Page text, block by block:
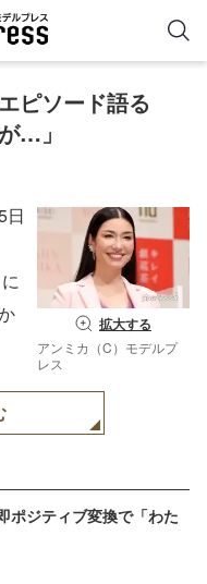
ピソード語る
…」
拡大する
アンミカ（C）モデルプ
レス
日
ポジティブ変換で「わた